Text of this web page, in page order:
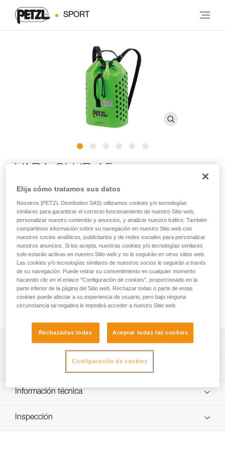
SPORT
descenso de barrancos
La YARA CLUB 15 es una saca para cuerda de pequeña
capacidad, destinada a los colectivos en descenso de
barrancos. Permite transportar la cuerda, evita que se
enrede con el resto del equipo y facilita las manipulaciones
en la reunión o durante la instalación de un pasamanos. El
respaldo acolchado asegura su flotabilidad y las dos asas
ofrecen más manejabilidad. Los múltiples orificios optimizan
la evacuación del agua. Su construcción y su asa superior
reforzada le aportan una gran durabilidad.
Descripción
Saca para cuerda fácil de utilizar destinada a los
colectivos para descenso de barrancos:
enrede con el resto del equipo y permitir sacarla y
ALCANADRE CLUB 30 y ALCANADRE GUIDE 45.
- Espuma integrada en el respaldo de la saca que permite
asegurar la flotabilidad.
Características técnicas
Peso: 420 g
Características por referencia
Información técnica
FAQ
Inspección
Elija cómo tratamos sus datos
Nosotros [PETZL Distribution SAS) utilizamos cookies y/o tecnologías
similares para garantizar el correcto funcionamiento de nuestro Sitio web,
personalizar nuestro contenido y anuncios, y analizar nuestro tráfico. También
compartimos información sobre su navegación en nuestro Sitio web con
nuestros socios analíticos, publicitarios y de redes sociales para personalizar
nuestros anuncios. Si los acepta, nuestras cookies y/o tecnologías similares
solo estarán activas en nuestro Sitio web y no le seguirán en otros sitios web.
Las cookies y/o tecnologías similares de nuestros socios le seguirán a través
de su navegación. Puede retirar su consentimiento en cualquier momento
haciendo clic en el enlace "Configuración de cookies", proporcionado en la
parte inferior de la página del Sitio web. Rechazar todas o parte de estas
cookies puede afectar a su experiencia de usuario, pero bajo ninguna
circunstancia tal negativa le impedirá acceder a nuestro Sitio web.
Rechazarlas todas Aceptar todas las cookies
Configuración de cookies